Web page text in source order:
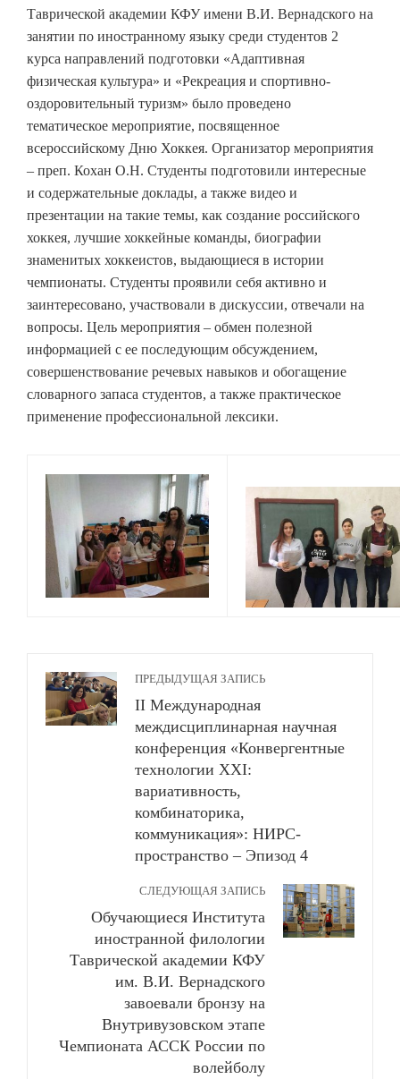
Таврической академии КФУ имени В.И. Вернадского на
занятии по иностранному языку среди студентов 2
курса направлений подготовки «Адаптивная
физическая культура» и «Рекреация и спортивно-
оздоровительный туризм» было проведено
тематическое мероприятие, посвященное
всероссийскому Дню Хоккея. Организатор мероприятия
– преп. Кохан О.Н. Студенты подготовили интересные
и содержательные доклады, а также видео и
презентации на такие темы, как создание российского
хоккея, лучшие хоккейные команды, биографии
знаменитых хоккеистов, выдающиеся в истории
чемпионаты. Студенты проявили себя активно и
заинтересовано, участвовали в дискуссии, отвечали на
вопросы. Цель мероприятия – обмен полезной
информацией с ее последующим обсуждением,
совершенствование речевых навыков и обогащение
словарного запаса студентов, а также практическое
применение профессиональной лексики.
ПРЕДЫДУЩАЯ ЗАПИСЬ
II Международная
междисциплинарная научная
конференция «Конвергентные
технологии ХХI:
вариативность,
комбинаторика,
коммуникация»: НИРС-
пространство – Эпизод 4
СЛЕДУЮЩАЯ ЗАПИСЬ
Обучающиеся Института
иностранной филологии
Таврической академии КФУ
им. В.И. Вернадского
завоевали бронзу на
Внутривузовском этапе
Чемпионата АССК России по
волейболу